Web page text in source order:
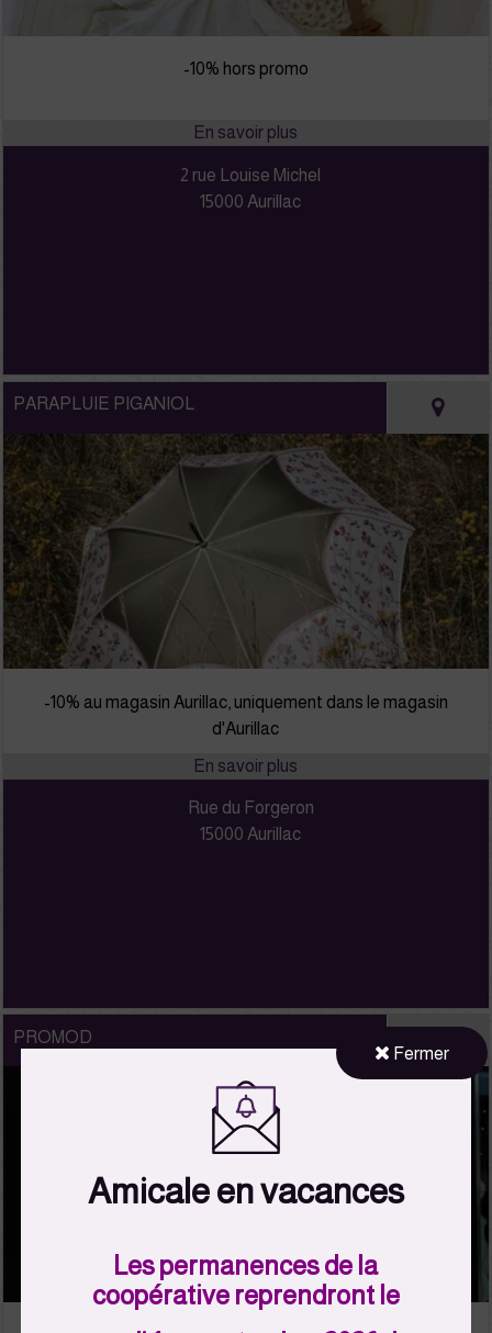
-10% hors promo
2 rue Louise Michel
15000 Aurillac
PARAPLUIE PIGANIOL
-10% au magasin Aurillac, uniquement dans le magasin
d'Aurillac
Rue du Forgeron
15000 Aurillac
PROMOD
Fermer
Amicale en vacances
Les permanences de la
coopérative reprendront le